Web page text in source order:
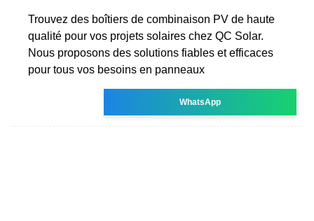
Trouvez des boîtiers de combinaison PV de haute
qualité pour vos projets solaires chez QC Solar.
Nous proposons des solutions fiables et efficaces
pour tous vos besoins en panneaux
WhatsApp